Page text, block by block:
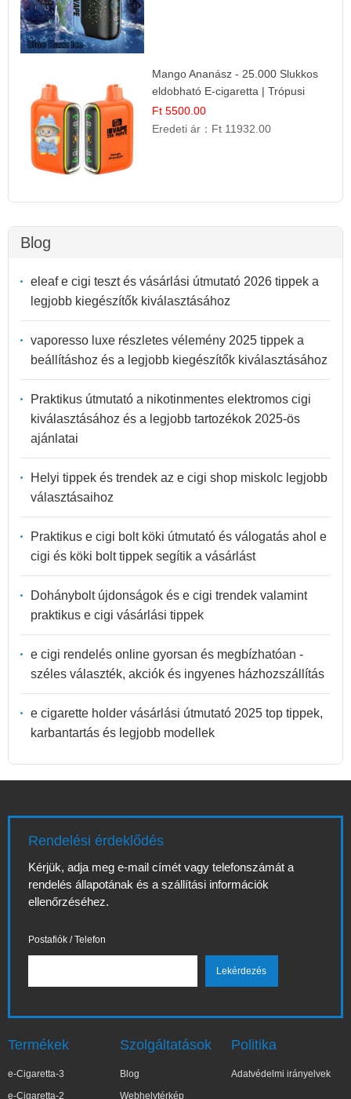
Mango Ananász - 25.000 Slukkos
eldobható E-cigaretta | Trópusi
Ízélmény
Ft 5500.00
Eredeti ár： Ft 11932.00
Blog
eleaf e cigi teszt és vásárlási útmutató 2026 tippek a
legjobb kiegészítők kiválasztásához
vaporesso luxe részletes vélemény 2025 tippek a
beállításhoz és a legjobb kiegészítők kiválasztásához
Praktikus útmutató a nikotinmentes elektromos cigi
kiválasztásához és a legjobb tartozékok 2025-ös
ajánlatai
Helyi tippek és trendek az e cigi shop miskolc legjobb
választásaihoz
Praktikus e cigi bolt köki útmutató és válogatás ahol e
cigi és köki bolt tippek segítik a vásárlást
Dohánybolt újdonságok és e cigi trendek valamint
praktikus e cigi vásárlási tippek
e cigi rendelés online gyorsan és megbízhatóan -
széles választék, akciók és ingyenes házhozszállítás
e cigarette holder vásárlási útmutató 2025 top tippek,
karbantartás és legjobb modellek
Rendelési érdeklődés
Kérjük, adja meg e-mail címét vagy telefonszámát a
rendelés állapotának és a szállítási információk
ellenőrzéséhez.
Postafiók / Telefon
Termékek
e-Cigaretta-3
e-Cigaretta-2
Szolgáltatások
Blog
Webhelytérkép
Politika
Adatvédelmi irányelvek